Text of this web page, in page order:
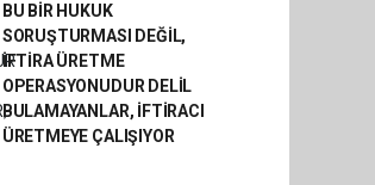
BU BİR HUKUK
SORUŞTURMASI DEĞİL,
İFTİRA ÜRETME
OPERASYONUDUR DELİL
BULAMAYANLAR, İFTİRACI
ÜRETMEYE ÇALIŞIYOR